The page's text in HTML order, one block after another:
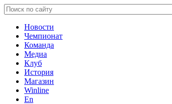
Новости
Чемпионат
Команда
Медиа
Клуб
История
Магазин
Winline
En